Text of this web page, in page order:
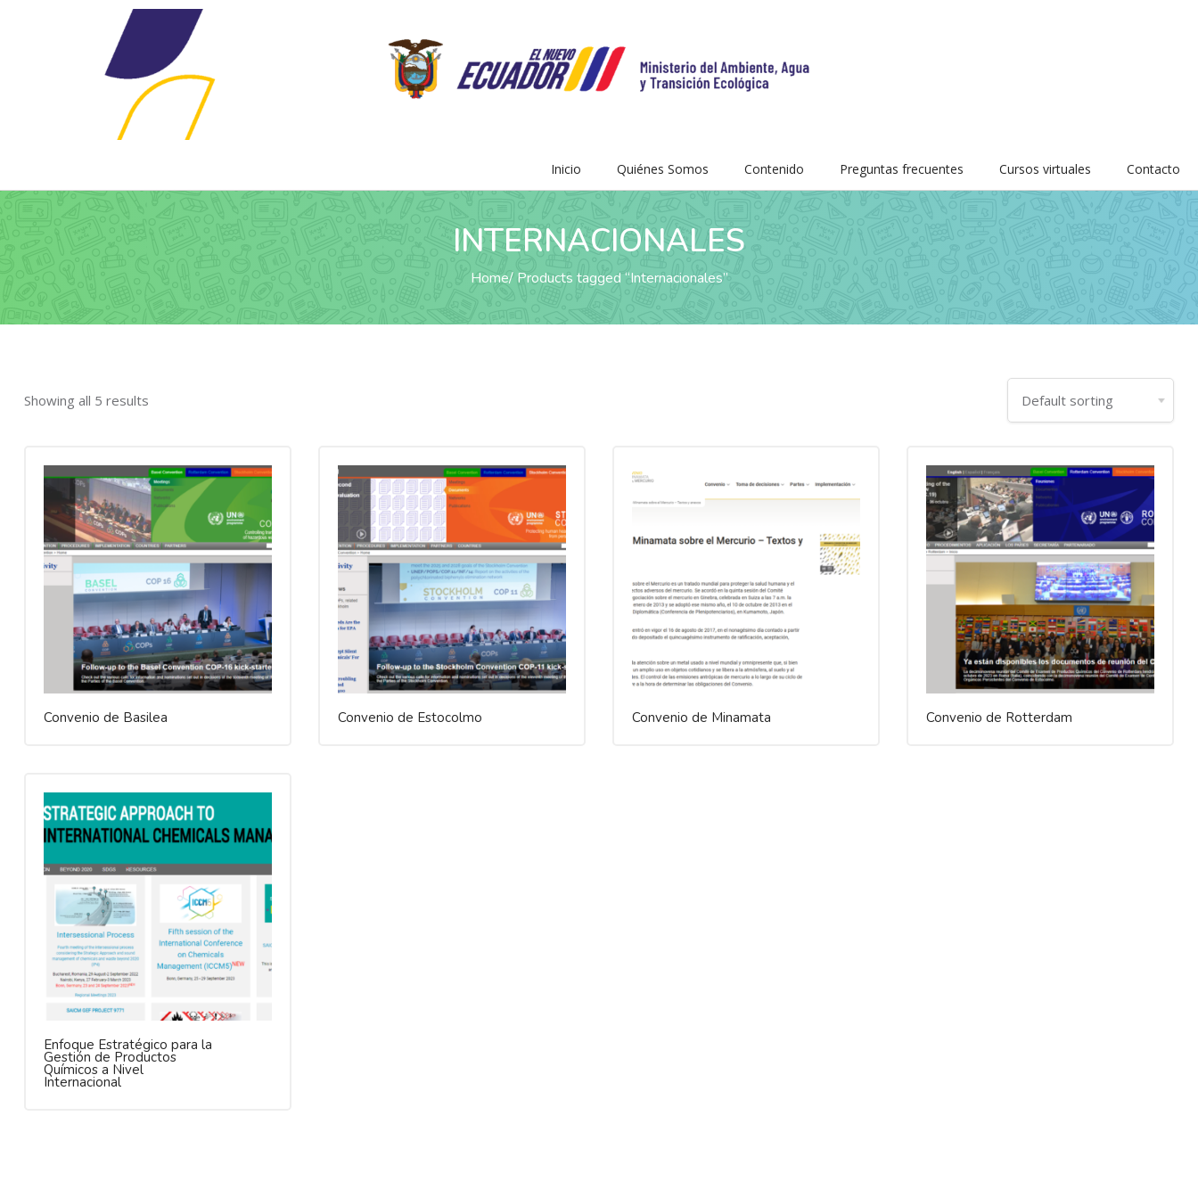
Inicio Quiénes Somos Contenido Preguntas frecuentes Cursos virtuales Contacto
INTERNACIONALES
Home Products tagged “Internacionales”
Showing all 5 results
Convenio de Basilea Convenio de Estocolmo Convenio de Minamata Convenio de Rotterdam
Enfoque Estratégico para la
Gestión de Productos
Químicos a Nivel
Internacional